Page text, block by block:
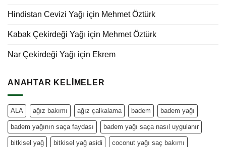
Hindistan Cevizi Yağı için Mehmet Öztürk
Kabak Çekirdeği Yağı için Mehmet Öztürk
Nar Çekirdeği Yağı için Ekrem
ANAHTAR KELIMELER
ALA ağız bakımı ağız çalkalama badem badem yağı
badem yağının saça faydası badem yağı saça nasıl uygulanır
bitkisel yağ bitkisel yağ asidi coconut yağı saç bakımı